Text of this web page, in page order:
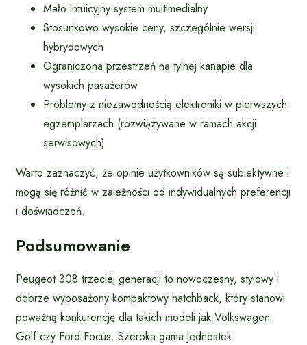
Mało intuicyjny system multimedialny
Stosunkowo wysokie ceny, szczególnie wersji
hybrydowych
Ograniczona przestrzeń na tylnej kanapie dla
wysokich pasażerów
Problemy z niezawodnością elektroniki w pierwszych
egzemplarzach (rozwiązywane w ramach akcji
serwisowych)
Warto zaznaczyć, że opinie użytkowników są subiektywne i
mogą się różnić w zależności od indywidualnych preferencji
i doświadczeń.
Podsumowanie
Peugeot 308 trzeciej generacji to nowoczesny, stylowy i
dobrze wyposażony kompaktowy hatchback, który stanowi
poważną konkurencję dla takich modeli jak Volkswagen
Golf czy Ford Focus. Szeroka gama jednostek